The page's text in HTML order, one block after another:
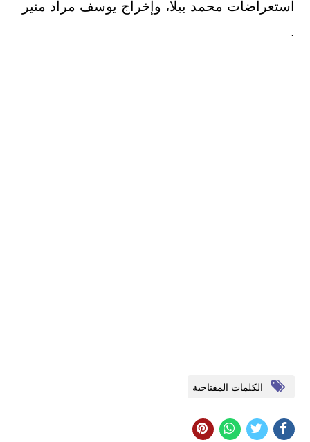
استعراضات محمد بيلا، وإخراج يوسف مراد منير
.
الكلمات المفتاحية